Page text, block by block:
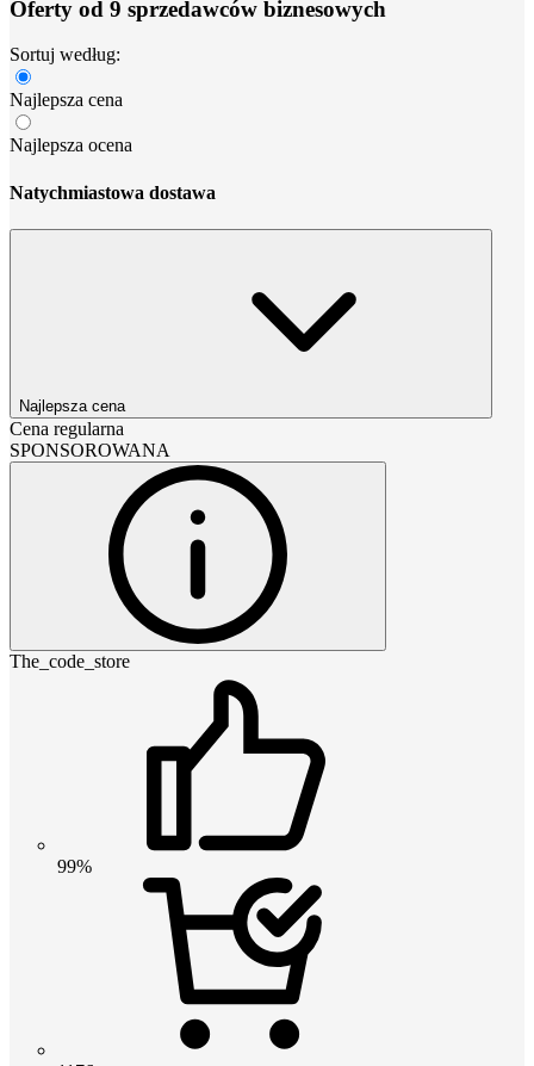
Oferty od 9 sprzedawców biznesowych
Sortuj według:
Najlepsza cena
Najlepsza ocena
Natychmiastowa dostawa
Najlepsza cena
Cena regularna
SPONSOROWANA
The_code_store
99%